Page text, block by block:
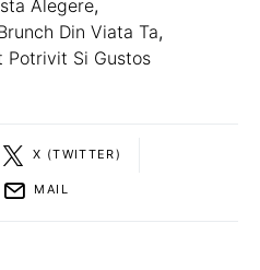
Alegere,
Din Viata Ta,
Potrivit Si Gustos
X (TWITTER)
MAIL